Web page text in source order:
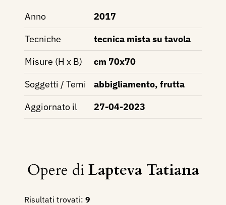
Anno
2017
Tecniche
tecnica mista su tavola
Misure (H x B)
cm 70x70
Soggetti / Temi
abbigliamento, frutta
Aggiornato il
27-04-2023
Opere diLapteva Tatiana
Risultati trovati: 9